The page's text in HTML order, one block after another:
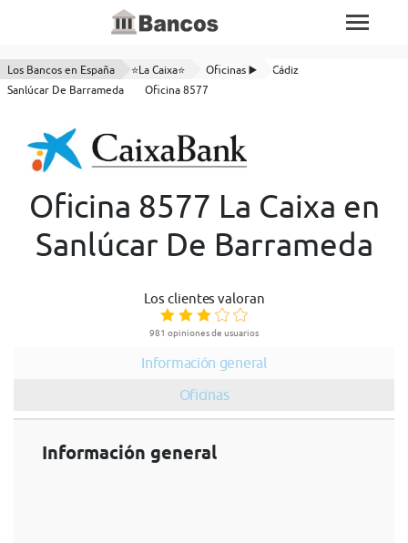
Los Bancos en España ⭐La Caixa⭐ Oficinas ▶️
Cádiz
Sanlúcar De Barrameda
Oficina 8577
Oficina 8577 La Caixa en
Sanlúcar De Barrameda
Los clientes valoran
981 opiniones de usuarios
Información general
Oficinas
Información general